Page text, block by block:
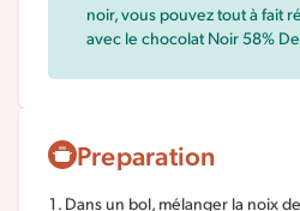
noir, vous pouvez tout à fait
avec le chocolat Noir 58%
Preparation
Dans un bol, mélanger la noix